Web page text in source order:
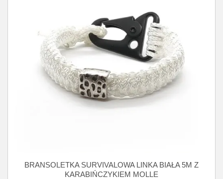
BRANSOLETKA SURVIVALOWA LINKA BIAŁA 5M Z
KARABIŃCZYKIEM MOLLE